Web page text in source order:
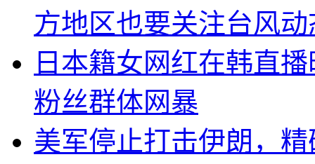
方地区也要关注台风动
日本籍女网红在韩直
粉丝群体网暴
美军停止打击伊朗，